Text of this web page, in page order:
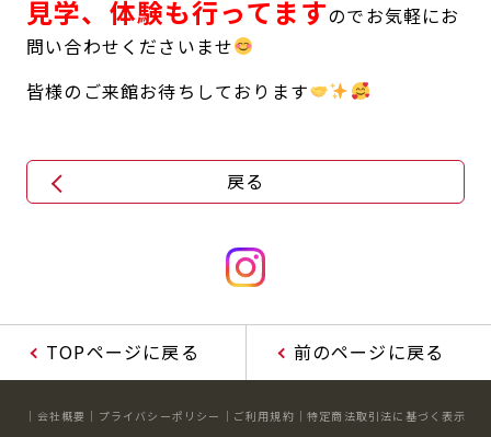
見学、体験も行ってますのでお気軽にお
問い合わせくださいませ
皆様のご来館お待ちしております
戻る
TOPページに戻る 前のページに戻る
会社概要 プライバシーポリシー ご利用規約
特定商法取引法に基づく表示